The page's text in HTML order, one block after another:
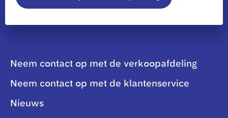
Neem contact op met de verkoopafdeling
Neem contact op met de klantenservice
Nieuws